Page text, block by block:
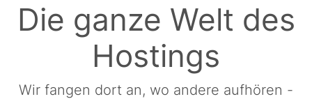
Die ganze Welt des
Hostings
Wir fangen dort an, wo andere aufhören -